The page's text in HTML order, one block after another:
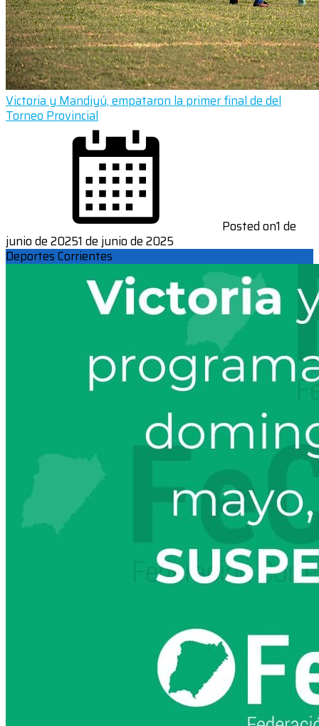
Victoria y Mandiyú, empataron la primer final de del
Torneo Provincial
Posted on1 de
junio de 20251 de junio de 2025
Deportes Corrientes